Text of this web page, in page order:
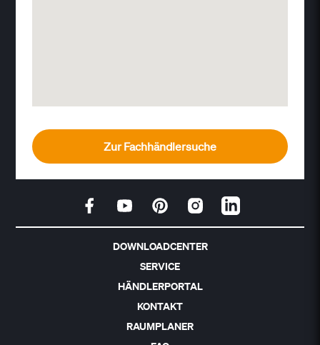
Zur Fachhändlersuche
DOWNLOADCENTER
SERVICE
HÄNDLERPORTAL
KONTAKT
RAUMPLANER